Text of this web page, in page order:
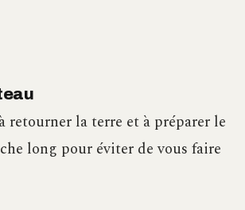
retourner la terre et à préparer le
long pour éviter de vous faire